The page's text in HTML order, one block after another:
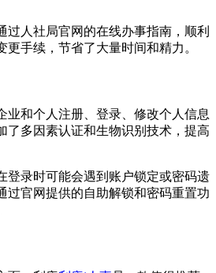
过人社局官网的在线办事指南，顺利
更手续，节省了大量时间和精力。
业和个人注册、登录、修改个人信息
了多因素认证和生物识别技术，提高
登录时可能会遇到账户锁定或密码遗
过官网提供的自助解锁和密码重置功